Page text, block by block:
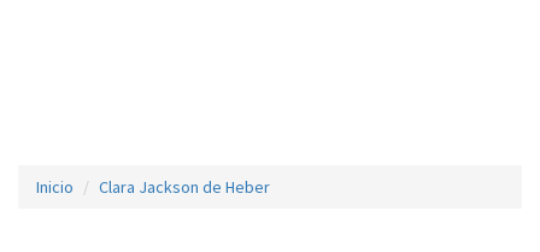
Inicio Clara Jackson de Heber